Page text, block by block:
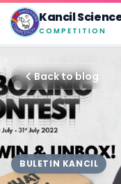
Kancil
COMPETITION
Back to blog
BULETIN KANCIL